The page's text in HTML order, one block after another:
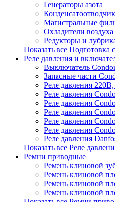
Генераторы азота
Магистральные
Охладители воздуха
Редукторы и
Показать все Подготовка
Реле давления и
Выключатель
Запасные части
Реле давления
Реле давления
Реле давления
Реле давления
Реле давления
Реле давления
Реле давления
Показать все Реле
Ремни приводные
Ремень клиновой
Ремень клиновой
Ремень клиновой
Ремень клиновой